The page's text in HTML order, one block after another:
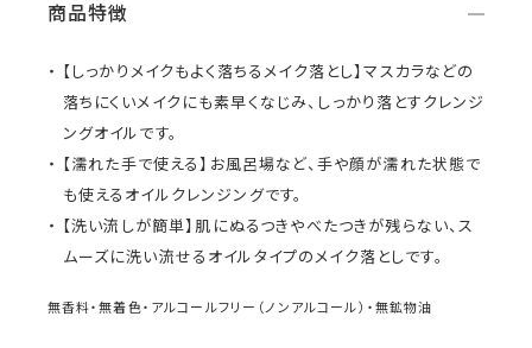
商品特徴
【しっかりメイクもよく落ちるメイク落とし】マスカラなどの
落ちにくいメイクにも素早くなじみ、しっかり落とすクレンジ
ングオイルです。
【濡れた手で使える】お風呂場など、手や顔が濡れた状態で
も使えるオイルクレンジングです。
【洗い流しが簡単】肌にぬるつきやべたつきが残らない、ス
ムーズに洗い流せるオイルタイプのメイク落としです。
無香料・無着色・アルコールフリー（ノンアルコール）・無鉱物油